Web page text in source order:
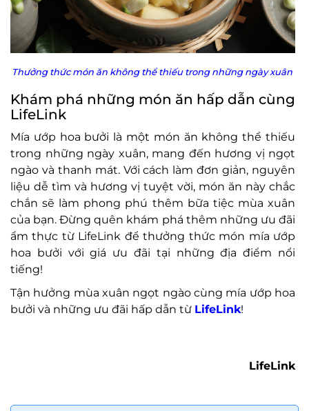
Thưởng thức món ăn không thể thiếu trong những ngày xuân
Khám phá những món ăn hấp dẫn cùng
LifeLink
Mía ướp hoa bưởi là một món ăn không thể thiếu
trong những ngày xuân, mang đến hương vị ngọt
ngào và thanh mát. Với cách làm đơn giản, nguyên
liệu dễ tìm và hương vị tuyệt vời, món ăn này chắc
chắn sẽ làm phong phú thêm bữa tiệc mùa xuân
của bạn. Đừng quên khám phá thêm những ưu đãi
ẩm thực từ LifeLink để thưởng thức món mía ướp
hoa bưởi với giá ưu đãi tại những địa điểm nổi
tiếng!
Tận hưởng mùa xuân ngọt ngào cùng mía ướp hoa
bưởi và những ưu đãi hấp dẫn từ LifeLink!
LifeLink